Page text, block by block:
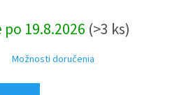
19.8.2026 (>3 ks)
Možnosti doručenia